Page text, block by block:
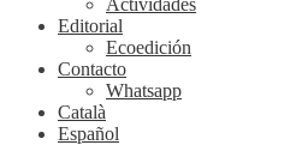
Actividades
Editorial
Ecoedición
Contacto
Whatsapp
Català
Español